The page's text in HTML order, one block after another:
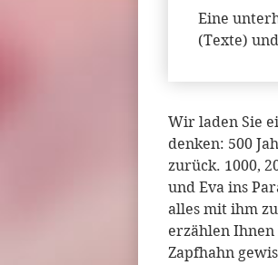
Eine
(Texte)
Wir laden Sie
denken: 500
zurück. 1000,
und Eva ins
alles mit ihm
erzählen Ihnen
Zapfhahn